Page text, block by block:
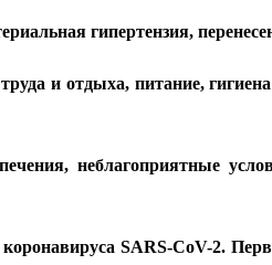
гипертензия,
и отдыха, питание,
неблагоприятные
SARS-CoV-2.